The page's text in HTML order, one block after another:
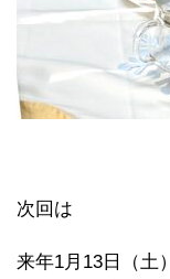
次回は
来年1月13日（土）